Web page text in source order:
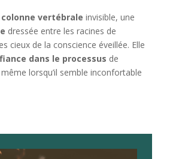
colonne vertébrale invisible, une
dressée entre les racines de
cieux de la conscience éveillée. Elle
dans le processus de
lorsqu’il semble inconfortable